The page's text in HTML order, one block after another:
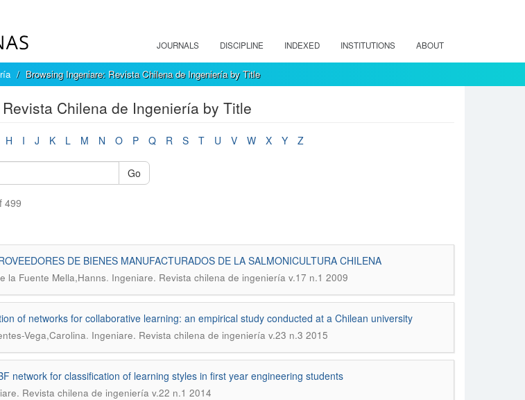
JOURNALS DISCIPLINE INDEXED INSTITUTIONS ABOUT
Browsing Ingeniare: Revista Chilena de Ingeniería by Title
Chilena de Ingeniería by Title
H I J K L M N O P Q R S T U V W X Y Z
Go
499
DE BIENES MANUFACTURADOS DE LA SALMONICULTURA CHILENA
la Fuente Mella,Hanns. Ingeniare. Revista chilena de ingeniería v.17 n.1 2009
of networks for collaborative learning: an empirical study conducted at a Chilean university
Vega,Carolina. Ingeniare. Revista chilena de ingeniería v.23 n.3 2015
network for classification of learning styles in first year engineering students
Revista chilena de ingeniería v.22 n.1 2014